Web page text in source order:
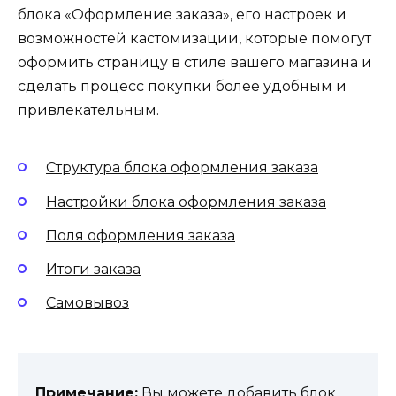
блока «Оформление заказа», его настроек и
возможностей кастомизации, которые помогут
оформить страницу в стиле вашего магазина и
сделать процесс покупки более удобным и
привлекательным.
Структура блока оформления заказа
Настройки блока оформления заказа
Поля оформления заказа
Итоги заказа
Самовывоз